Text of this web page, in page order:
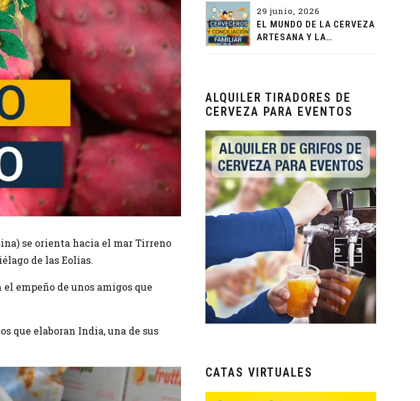
se orienta hacia el mar Tirreno
de las Eolias.
empeño de unos amigos que
que elaboran India, una de sus
29 junio, 2026
EL MUNDO DE LA CERVEZA
ARTESANA Y LA
ALQUILER TIRADORES DE
CERVEZA PARA EVENTOS
CATAS VIRTUALES